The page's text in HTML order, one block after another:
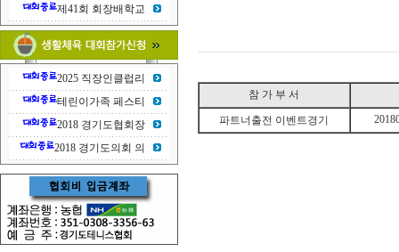
제41회 회장배학교
2025 직장인클럽리
테린이가족 페스티
2018 경기도협회장
2018 경기도의회 의
참 가 부 서
파트너출전 이벤트경기